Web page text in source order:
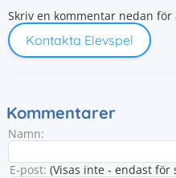
Skriv en kommentar nedan
Kontakta Elevspel
Kommentarer
Namn:
E-post: (Visas inte - endast för